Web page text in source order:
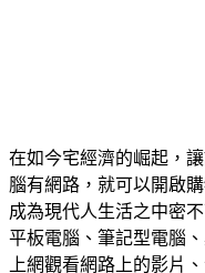
在如今宅經濟的崛起，
腦有網路，就可以開啟
成為現代人生活之中密
平板電腦、筆記型電腦
上網觀看網路上的影片